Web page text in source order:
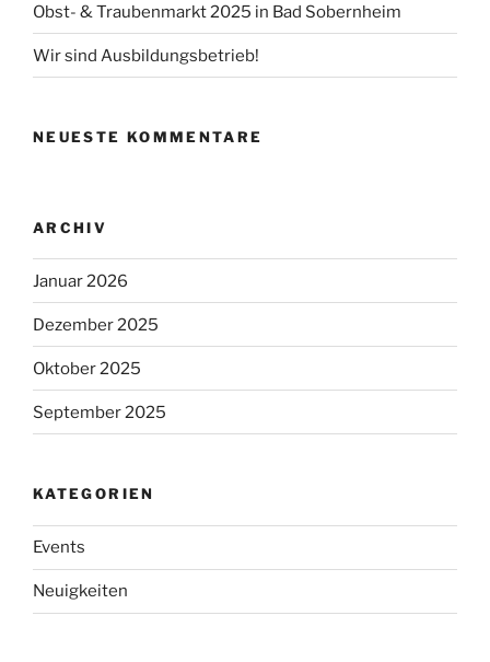
Obst- & Traubenmarkt 2025 in Bad Sobernheim
Wir sind Ausbildungsbetrieb!
NEUESTE KOMMENTARE
ARCHIV
Januar 2026
Dezember 2025
Oktober 2025
September 2025
KATEGORIEN
Events
Neuigkeiten